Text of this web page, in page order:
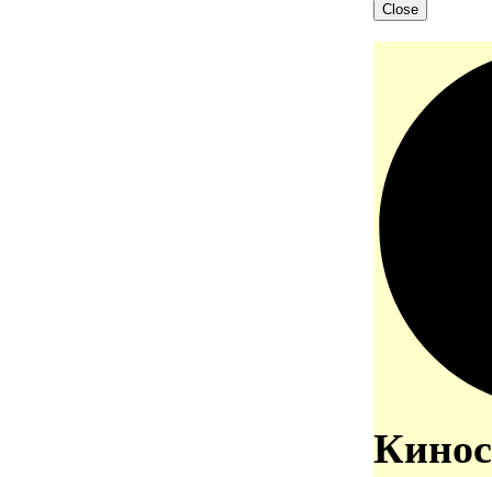
Close